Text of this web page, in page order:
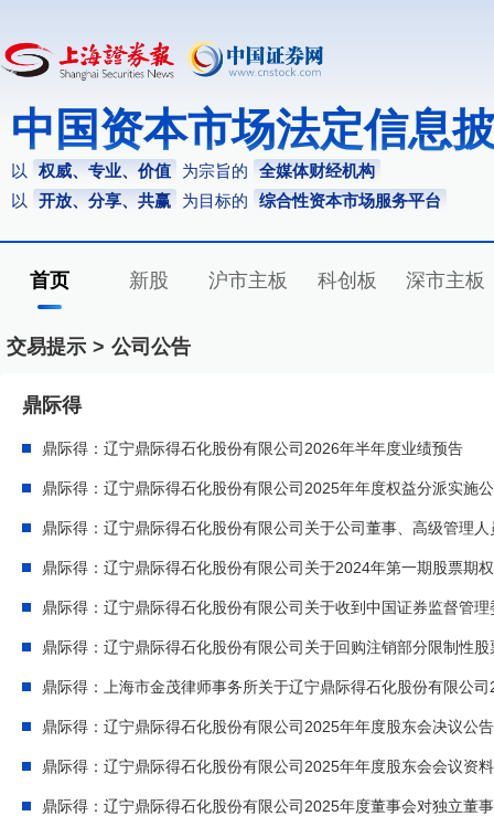
中国资本市场法定信息
以 权威、专业、价值 为宗旨的
全媒体财经机构
以
开放、分享、共赢 为目标的 综合性资本市场服务平台
首页 新股 沪市主板 科创板 深市主板
交易提示 > 公司公告
鼎际得
鼎际得：辽宁鼎际得石化股份有限公司2026年半年度业绩预告
鼎际得：辽宁鼎际得石化股份有限公司2025年年度权益分派实施
鼎际得：辽宁鼎际得石化股份有限公司关于公司董事、高级管理
鼎际得：辽宁鼎际得石化股份有限公司关于收到中国证券监督管
鼎际得：辽宁鼎际得石化股份有限公司关于回购注销部分限制性
鼎际得：上海市金茂律师事务所关于辽宁鼎际得石化股份有限公
鼎际得：辽宁鼎际得石化股份有限公司2025年年度股东会决议公告
鼎际得：辽宁鼎际得石化股份有限公司2025年年度股东会会议资料
鼎际得：辽宁鼎际得石化股份有限公司2025年度董事会对独立董